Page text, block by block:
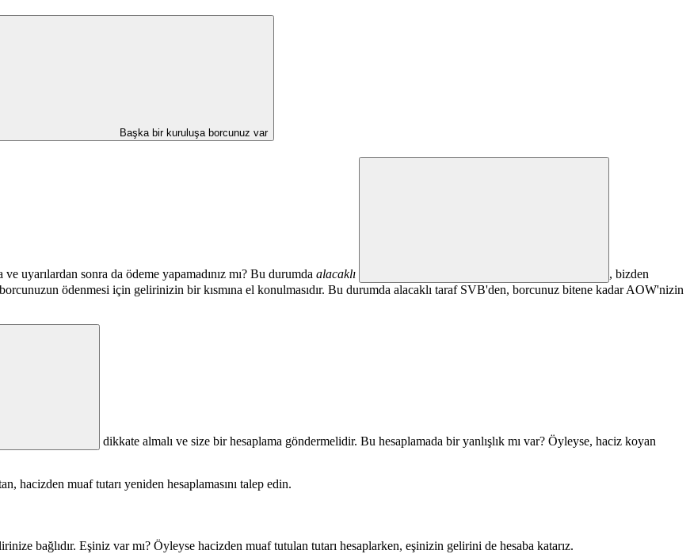
Başka bir kuruluşa borcunuz var
uyarılardan sonra da ödeme yapamadınız mı? Bu durumda alacaklı
, bizden
ödenmesi için gelirinizin bir kısmına el konulmasıdır. Bu durumda alacaklı taraf SVB'den, borcunuz bitene kadar AOW'nizin
dikkate almalı ve size bir hesaplama göndermelidir. Bu hesaplamada bir yanlışlık mı var? Öyleyse, haciz koyan
hacizden muaf tutarı yeniden hesaplamasını talep edin.
bağlıdır. Eşiniz var mı? Öyleyse hacizden muaf tutulan tutarı hesaplarken, eşinizin gelirini de hesaba katarız.